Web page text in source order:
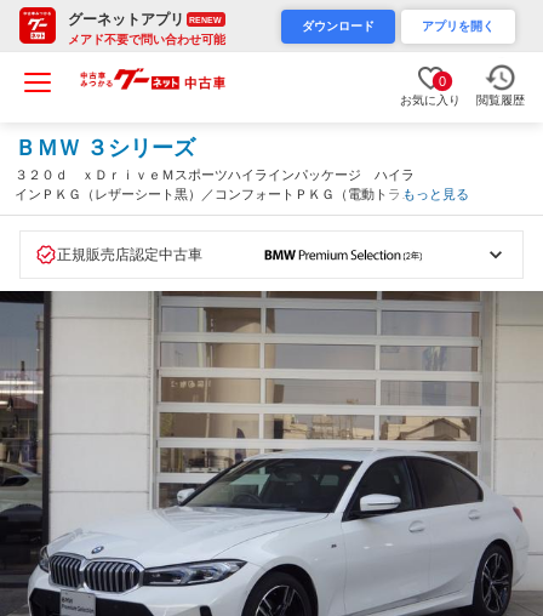
グーネットアプリ RENEW
メアド不要で問い合わせ可能
ダウンロード アプリを開く
0
お気に入り 閲覧履歴
ＢＭＷ ３シリーズ
３２０ｄ ｘＤｒｉｖｅＭスポーツハイラインパッケージ ハイラ
インＰＫＧ（レザーシート黒）／コンフォートＰＫＧ（電動トラン
ク／サンプロテクションガラス／ランバーサポート） シートヒー
もっと見る
正規販売店認定中古車